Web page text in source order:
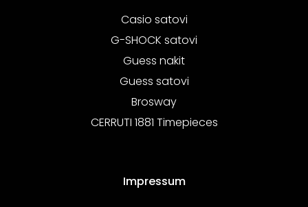
Casio satovi
G-SHOCK satovi
Guess nakit
Guess satovi
Brosway
CERRUTI 1881 Timepieces
Impressum